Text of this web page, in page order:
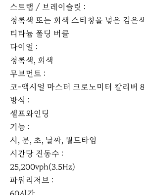
스트랩 / 브레이슬릿 :
청록색 또는 회색 스티칭을 넣은 검은
티타늄 폴딩 버클
다이얼 :
청록색, 회색
무브먼트 :
코-액시얼 마스터 크로노미터 칼리버
방식 :
셀프와인딩
기능 :
시, 분, 초, 날짜, 월드타임
시간당 진동수 :
25,200vph(3.5Hz)
파워리저브 :